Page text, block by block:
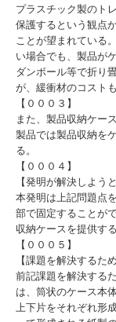
プラスチック製のト
保護するという観点
ことが望まれている
い場合でも、製品が
ダンボール等で折り
が、緩衝材のコスト
【０００３】
また、製品収納ケー
製品では製品収納を
る。
【０００４】
【発明が解決しよう
本発明は上記問題点
部で固定することが
収納ケースを提供す
【０００５】
【課題を解決するた
前記課題を解決する
は、筒状のケース本
上下片をそれぞれ形